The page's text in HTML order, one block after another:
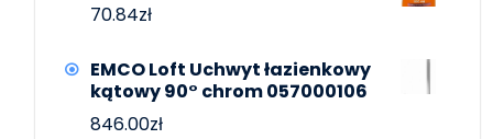
70.84zł
EMCO Loft Uchwyt łazienkowy
kątowy 90° chrom 057000106
846.00zł